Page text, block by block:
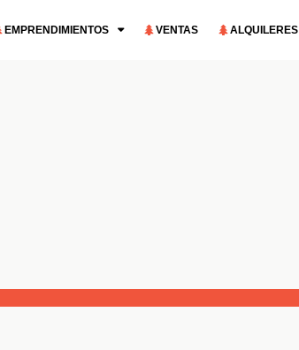
EMPRENDIMIENTOS VENTAS ALQUILERES